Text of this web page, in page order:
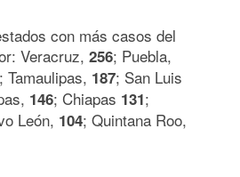
con más casos del
Veracruz, 256; Puebla,
; Tamaulipas, 187; San Luis
146; Chiapas 131;
León, 104; Quintana Roo,